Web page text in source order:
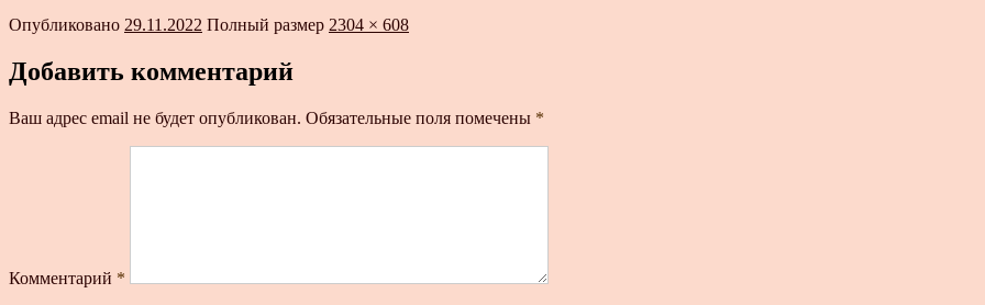
Опубликовано 29.11.2022 Полный размер 2304 × 608
Добавить комментарий
Ваш адрес email не будет опубликован. Обязательные поля помечены *
Комментарий *